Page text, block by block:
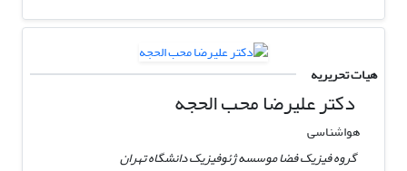
هیات تحریریه
دکتر علیرضا محب الحجه
هواشناسی
گروه فیزیک فضا موسسه ژئوفیزیک دانشگاه تهران